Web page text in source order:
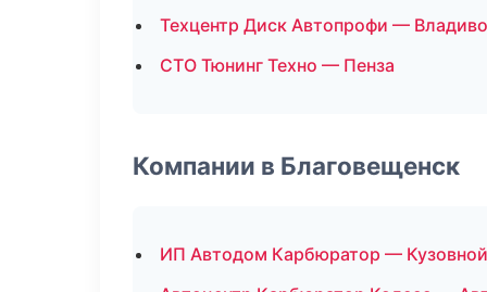
Техцентр Диск Автопрофи —
СТО Тюнинг Техно — Пенза
Компании в Благовещенск
ИП Автодом Карбюратор —